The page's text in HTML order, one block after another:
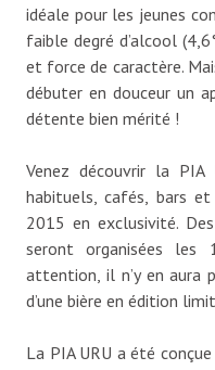
idéale pour les jeunes
faible degré d’alcool
et force de caractère.
débuter en douceur un
détente bien mérité !
Venez découvrir la
habituels, cafés, bars
2015 en exclusivité.
seront organisées
attention, il n’y en aura
d’une bière en édition
La PIA URU a été